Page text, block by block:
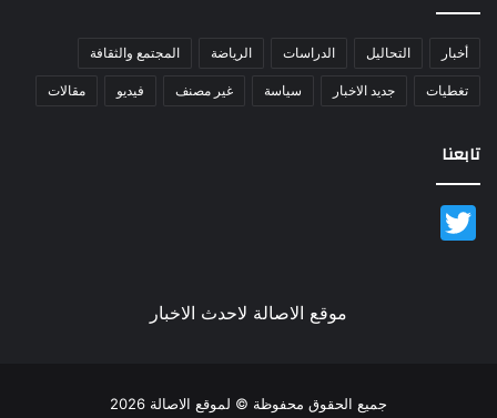
أخبار التحاليل الدراسات الرياضة المجتمع والثقافة
تغطيات جديد الاخبار سياسة غير مصنف فيديو مقالات
تابعنا
موقع الاصالة لاحدث الاخبار
جميع الحقوق محفوظة © لموقع الاصالة 2026